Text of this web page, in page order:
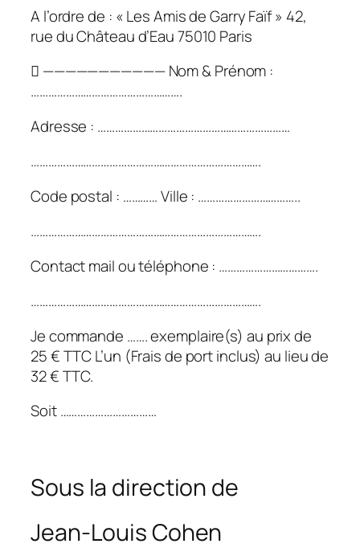
A l’ordre de : « Les Amis de Garry Faïf » 42,
rue du Château d’Eau 75010 Paris
 ——————————— Nom & Prénom :
…………………………………………….
Adresse : …………………………………………………………
…………………………………………………………………….
Code postal : ………… Ville : ……………………………..
…………………………………………………………………….
Contact mail ou téléphone : …………………………….
…………………………………………………………………….
Je commande ……. exemplaire(s) au prix de
25 € TTC L’un (Frais de port inclus) au lieu de
32 € TTC.
Soit ……………………………
Sous la direction de
Jean-Louis Cohen